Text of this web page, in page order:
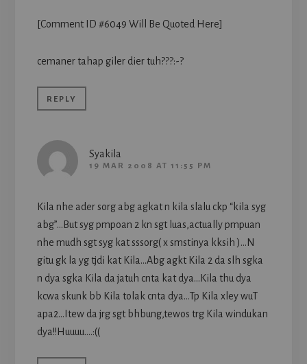
[Comment ID #6049 Will Be Quoted Here]
cemaner tahap giler dier tuh???:-?
REPLY
Syakila
19 MAR 2008 AT 11:55 PM
Kila nhe ader sorg abg agkat n kila slalu ckp “kila syg
abg”…But syg pmpoan 2 kn sgt luas,actually pmpuan
nhe mudh sgt syg kat sssorg( x smstinya kksih )…N
gitu gk la yg tjdi kat Kila…Abg agkt Kila 2 da slh sgka
n dya sgka Kila da jatuh cnta kat dya…Kila thu dya
kcwa skunk bb Kila tolak cnta dya…Tp Kila xley wuT
apa2…Itew da jrg sgt bhbung,tewos trg Kila windukan
dya!!Huuuu….:((